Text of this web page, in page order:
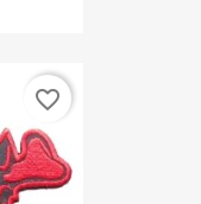
favorite_border